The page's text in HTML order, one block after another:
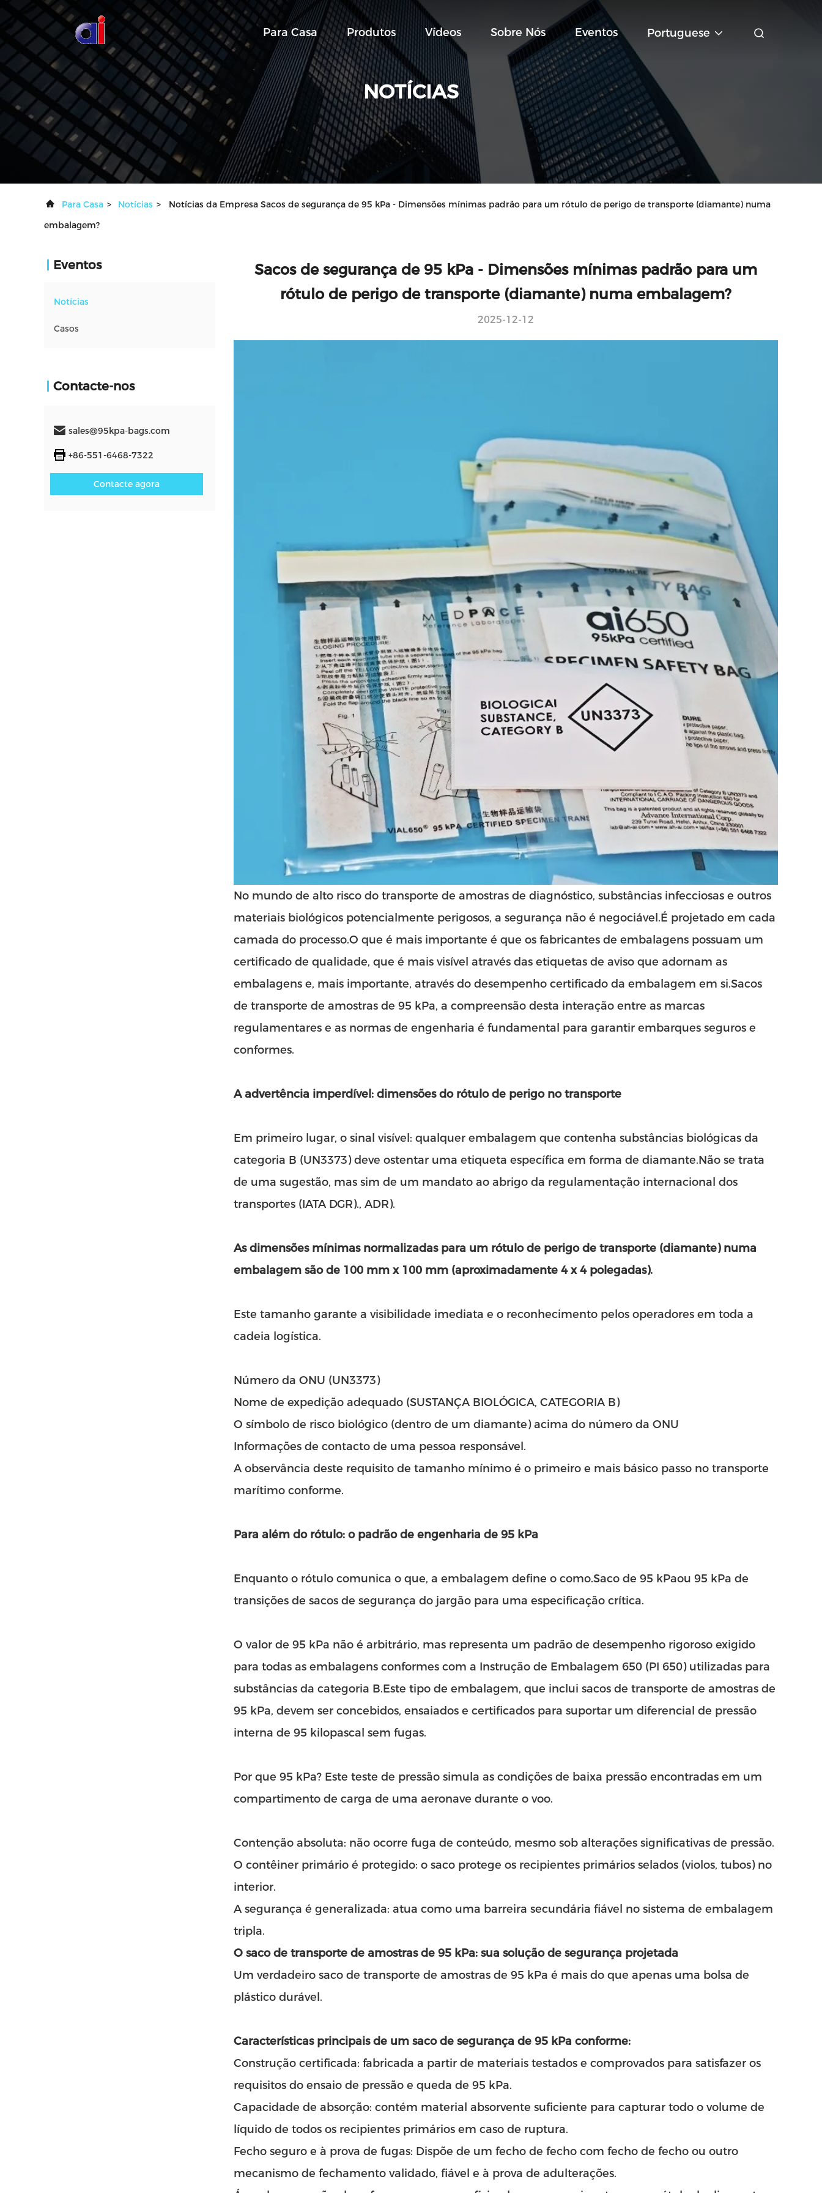
Para Casa Produtos Vídeos Sobre Nós Eventos Portuguese
NOTÍCIAS
Para Casa > Notícias >
Notícias da Empresa Sacos de segurança de 95 kPa - Dimensões mínimas padrão para um rótulo de perigo de transporte (diamante) numa
embalagem?
Eventos
Notícias
Casos
Contacte-nos
sales@95kpa-bags.com
+86-551-6468-7322
Contacte agora
Sacos de segurança de 95 kPa - Dimensões mínimas padrão para um
rótulo de perigo de transporte (diamante) numa embalagem?
2025-12-12
No mundo de alto risco do transporte de amostras de diagnóstico, substâncias infecciosas e outros
materiais biológicos potencialmente perigosos, a segurança não é negociável.É projetado em cada
camada do processo.O que é mais importante é que os fabricantes de embalagens possuam um
certificado de qualidade, que é mais visível através das etiquetas de aviso que adornam as
embalagens e, mais importante, através do desempenho certificado da embalagem em si.Sacos
de transporte de amostras de 95 kPa, a compreensão desta interação entre as marcas
regulamentares e as normas de engenharia é fundamental para garantir embarques seguros e
conformes.
A advertência imperdível: dimensões do rótulo de perigo no transporte
Em primeiro lugar, o sinal visível: qualquer embalagem que contenha substâncias biológicas da
categoria B (UN3373) deve ostentar uma etiqueta específica em forma de diamante.Não se trata
de uma sugestão, mas sim de um mandato ao abrigo da regulamentação internacional dos
transportes (IATA DGR)., ADR).
As dimensões mínimas normalizadas para um rótulo de perigo de transporte (diamante) numa
embalagem são de 100 mm x 100 mm (aproximadamente 4 x 4 polegadas).
Este tamanho garante a visibilidade imediata e o reconhecimento pelos operadores em toda a
cadeia logística.
Número da ONU (UN3373)
Nome de expedição adequado (SUSTANÇA BIOLÓGICA, CATEGORIA B)
O símbolo de risco biológico (dentro de um diamante) acima do número da ONU
Informações de contacto de uma pessoa responsável.
A observância deste requisito de tamanho mínimo é o primeiro e mais básico passo no transporte
marítimo conforme.
Para além do rótulo: o padrão de engenharia de 95 kPa
Enquanto o rótulo comunica o que, a embalagem define o como.Saco de 95 kPaou 95 kPa de
transições de sacos de segurança do jargão para uma especificação crítica.
O valor de 95 kPa não é arbitrário, mas representa um padrão de desempenho rigoroso exigido
para todas as embalagens conformes com a Instrução de Embalagem 650 (PI 650) utilizadas para
substâncias da categoria B.Este tipo de embalagem, que inclui sacos de transporte de amostras de
95 kPa, devem ser concebidos, ensaiados e certificados para suportar um diferencial de pressão
interna de 95 kilopascal sem fugas.
Por que 95 kPa? Este teste de pressão simula as condições de baixa pressão encontradas em um
compartimento de carga de uma aeronave durante o voo.
Contenção absoluta: não ocorre fuga de conteúdo, mesmo sob alterações significativas de pressão.
O contêiner primário é protegido: o saco protege os recipientes primários selados (violos, tubos) no
interior.
A segurança é generalizada: atua como uma barreira secundária fiável no sistema de embalagem
tripla.
O saco de transporte de amostras de 95 kPa: sua solução de segurança projetada
Um verdadeiro saco de transporte de amostras de 95 kPa é mais do que apenas uma bolsa de
plástico durável.
Características principais de um saco de segurança de 95 kPa conforme:
Construção certificada: fabricada a partir de materiais testados e comprovados para satisfazer os
requisitos do ensaio de pressão e queda de 95 kPa.
Capacidade de absorção: contém material absorvente suficiente para capturar todo o volume de
líquido de todos os recipientes primários em caso de ruptura.
Fecho seguro e à prova de fugas: Dispõe de um fecho de fecho com fecho de fecho ou outro
mecanismo de fechamento validado, fiável e à prova de adulterações.